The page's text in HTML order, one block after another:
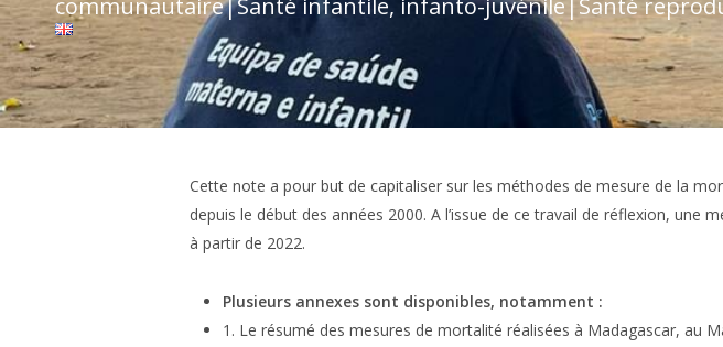
communautaire|Santé infantile, infanto-juvénile | Santé
Cette note a pour but de capitaliser sur les méthodes de mesure de la
depuis le début des années 2000. A l’issue de ce travail de réflexion,
à partir de 2022.
Plusieurs annexes sont disponibles, notamment :
1. Le résumé des mesures de mortalité réalisées à Madagascar, au